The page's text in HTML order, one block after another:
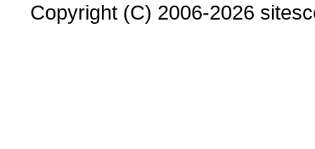
Copyright (C) 2006-2026